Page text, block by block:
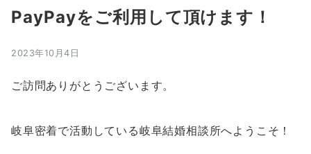
PayPayをご利用して頂けます！
2023年10月4日
ご訪問ありがとうございます。
岐阜密着で活動している岐阜結婚相談所へようこそ！